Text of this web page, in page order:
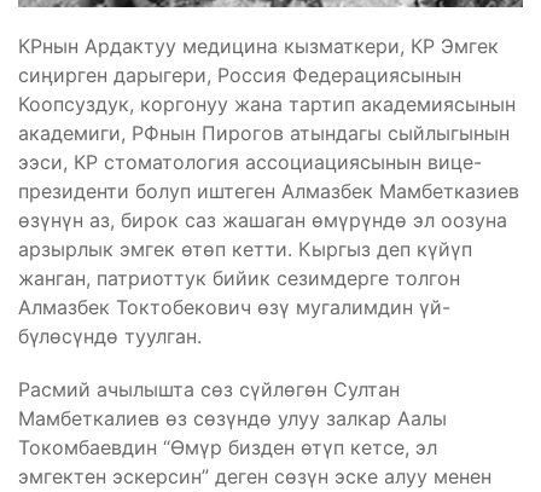
КРнын Ардактуу медицина кызматкери, КР Эмгек
сиӊирген дарыгери, Россия Федерациясынын
Коопсуздук, коргонуу жана тартип академиясынын
академиги, РФнын Пирогов атындагы сыйлыгынын
ээси, КР стоматология ассоциациясынын вице-
президенти болуп иштеген Алмазбек Мамбетказиев
өзүнүн аз, бирок саз жашаган өмүрүндө эл оозуна
арзырлык эмгек өтөп кетти. Кыргыз деп күйүп
жанган, патриоттук бийик сезимдерге толгон
Алмазбек Токтобекович өзү мугалимдин үй-
бүлөсүндө туулган.
Расмий ачылышта сөз сүйлөгөн Султан
Мамбеткалиев өз сөзүндө улуу залкар Аалы
Токомбаевдин “Өмүр бизден өтүп кетсе, эл
эмгектен эскерсин” деген сөзүн эске алуу менен